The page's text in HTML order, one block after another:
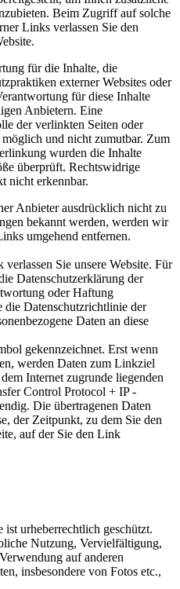
Beim Zugriff auf solche
Links verlassen Sie den
für die Inhalte, die
externer Websites oder
für diese Inhalte
Anbietern. Eine
der verlinkten Seiten oder
und nicht zumutbar. Zum
wurden die Inhalte
überprüft. Rechtswidrige
nicht erkennbar.
Anbieter ausdrücklich nicht zu
bekannt werden, werden wir
umgehend entfernen.
Sie unsere Website. Für
Datenschutzerklärung der
oder Haftung
die Datenschutzrichtlinie der
Daten an diese
gekennzeichnet. Erst wenn
werden Daten zum Linkziel
Internet zugrunde liegenden
Control Protocol + IP -
Die übertragenen Daten
der Zeitpunkt, zu dem Sie den
auf der Sie den Link
ist urheberrechtlich geschützt.
Nutzung, Vervielfältigung,
auf anderen
insbesondere von Fotos etc.,